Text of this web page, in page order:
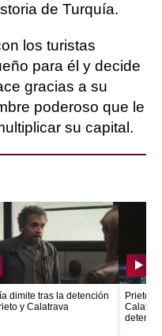
de Turquía.
los turistas
para él y decide
gracias a su
poderoso que le
su capital.
dimite tras la detención
y Calatrava
Prieto